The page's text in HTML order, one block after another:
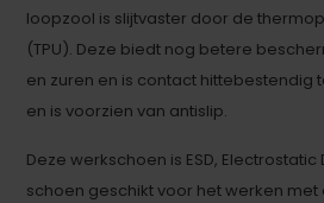
loopzool is slijtvaster door de
(TPU). Deze biedt nog betere
en zuren en is contact hittebestendig
en is voorzien van antislip.
Deze werkschoen is ESD,
schoen geschikt voor het werken